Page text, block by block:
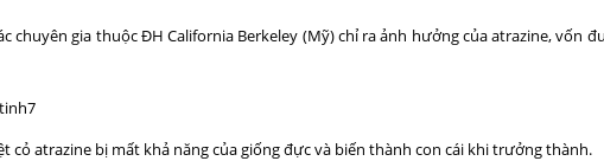
gia thuộc ĐH California Berkeley (Mỹ) chỉ ra ảnh hưởng của atrazine, vốn
atrazine bị mất khả năng của giống đực và biến thành con cái khi trưởng thành.